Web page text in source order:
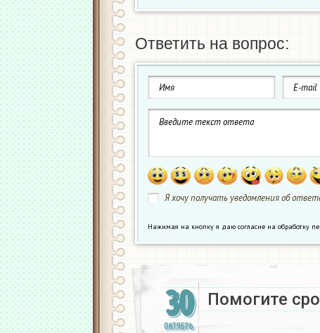
Ответить на вопрос:
Я хочу получать уведомления об
Нажимая на кнопку я даю согласие на обработку
30
ОКТЯБРЬ
Помогите